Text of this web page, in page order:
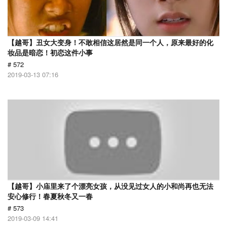
【越哥】丑女大变身！不敢相信这居然是同一个人，原来最好的化
妆品是暗恋！初恋这件小事
# 572
2019-03-13 07:16
【越哥】小庙里来了个漂亮女孩，从没见过女人的小和尚再也无法
安心修行！春夏秋冬又一春
# 573
2019-03-09 14:41